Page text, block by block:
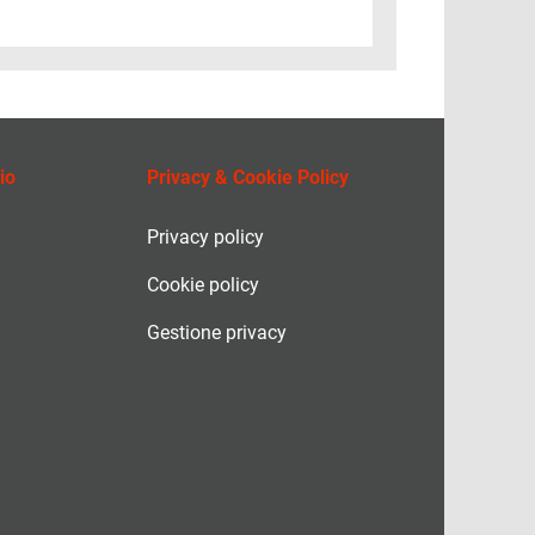
Privacy & Cookie Policy
Privacy policy
Cookie policy
Gestione privacy